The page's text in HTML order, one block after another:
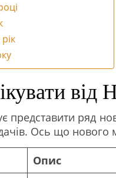
від
ряд
Ось що нового
Опис